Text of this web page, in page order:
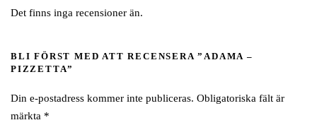
Det finns inga recensioner än.
BLI FÖRST MED ATT RECENSERA ”ADAMA –
PIZZETTA”
Din e-postadress kommer inte publiceras. Obligatoriska fält är
märkta *